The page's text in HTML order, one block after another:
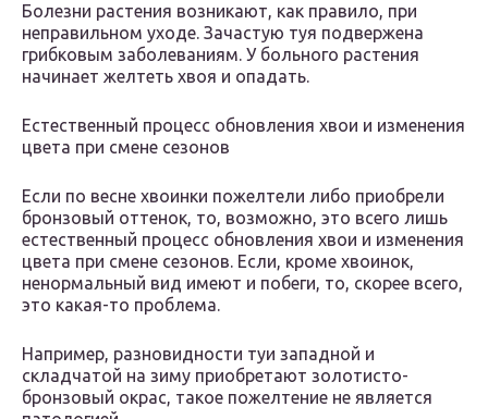
Болезни растения возникают, как правило, при
неправильном уходе. Зачастую туя подвержена
грибковым заболеваниям. У больного растения
начинает желтеть хвоя и опадать.
Естественный процесс обновления хвои и изменения
цвета при смене сезонов
Если по весне хвоинки пожелтели либо приобрели
бронзовый оттенок, то, возможно, это всего лишь
естественный процесс обновления хвои и изменения
цвета при смене сезонов. Если, кроме хвоинок,
ненормальный вид имеют и побеги, то, скорее всего,
это какая-то проблема.
Например, разновидности туи западной и
складчатой на зиму приобретают золотисто-
бронзовый окрас, такое пожелтение не является